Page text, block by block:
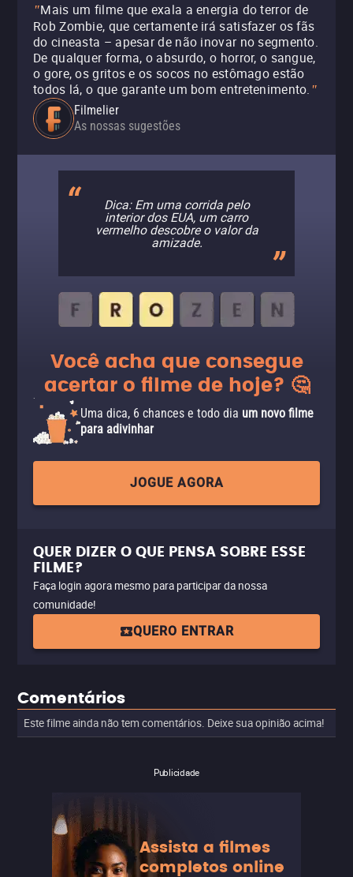
"Mais um filme que exala a energia do terror de
Rob Zombie, que certamente irá satisfazer os fãs
do cineasta – apesar de não inovar no segmento.
De qualquer forma, o absurdo, o horror, o sangue,
o gore, os gritos e os socos no estômago estão
todos lá, o que garante um bom entretenimento. "
Filmelier
As nossas sugestões
Dica: Em uma corrida pelo
interior dos EUA, um carro
vermelho descobre o valor da
amizade.
Você acha que consegue
acertar o filme de hoje? 🤔
Uma dica, 6 chances e todo dia um novo filme
para adivinhar
JOGUE AGORA
QUER DIZER O QUE PENSA SOBRE ESSE
FILME?
Faça login agora mesmo para participar da nossa
comunidade!
QUERO ENTRAR
Comentários
Este filme ainda não tem comentários. Deixe sua opinião acima!
Publicidade
Assista a filmes
completos online